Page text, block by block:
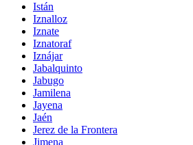
Istán
Iznalloz
Iznate
Iznatoraf
Iznájar
Jabalquinto
Jabugo
Jamilena
Jayena
Jaén
Jerez de la Frontera
Jimena